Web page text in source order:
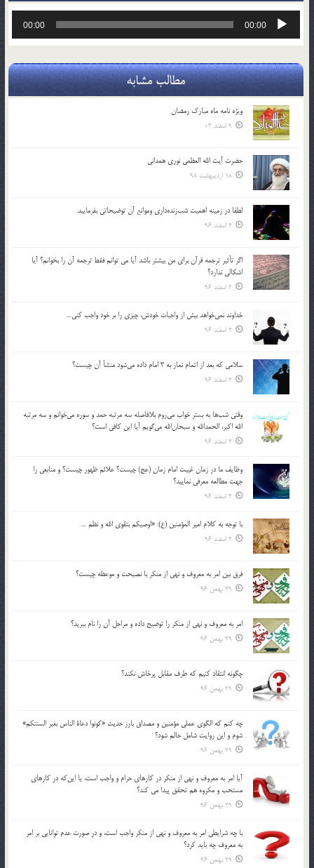
پخش‌کننده
00:00
00:00
مطالب مشابه
ویژه نامه ماه مبارک رمضان
9 اسفند 03
حضرت آیت الله العظمی نوری همدانی
18 اردیبهشت 98
لطفا در زمينه اهميت شب‌زنده‌داري وموانع آن توضيحاتي بفرماييد.
2 اسفند 96
اگر تأثير ترجمه قرآن براي من بيشتر باشد آيا مي توانم فقط ترجمه آن را بخوانم؟ آيا
اشكالي ندارد؟
2 اسفند 96
خداوند نمي‌خواهد بيش از واجبات خودش، چيزي را بر خود واجب كني…
2 اسفند 96
سلامي كه بعد از اتمام نماز به 3 امام داده مي‌شود منشأ آن چيست؟
2 اسفند 96
وقتي شب‌ها به بستر خواب مي‌روم بلافاصله سه مرتبه حمد و سوره مي‌خوانم و سه مرتبه
الله اكبر، الحمدالله و سبحان‌الله مي‌گويم آيا اين كافي است؟
2 اسفند 96
وظايف ما در زمان غيبت امام زمان (عج) چيست؟ علائم ظهور چيست؟ و منابعي را
جهت مطالعه معرفي نماييد؟
2 اسفند 96
با توجه به كلام امير المؤمنين (ع): «اوصيكم بتقوي الله و نظم …
2 اسفند 96
فرق بين امر به معروف و نهي از منكر با نصيحت و موعظه چيست؟
29 بهمن 96
امر به معروف و نهي از منكر را توضيح داده و مراحل آن را نام ببريد؟
29 بهمن 96
چگونه انتقاد كنيم كه طرف مقابل پرخاش نكند؟
29 بهمن 96
چه كنم كه الگوي عملي مؤمنين و مصداق بارز حديث «كونوا دعاة الناس بغير السنتكم»
شوم و اين روايت شامل حالم شود؟
29 بهمن 96
آيا امر به معروف و نهي از منكر در كارهاي حرام و واجب است، يا اين‌كه در كارهاي
مستحب و مكروه هم تحقق پيدا مي كند؟
29 بهمن 96
با چه شرايطي امر به معروف و نهي از منکر واجب است، و در صورت عدم توانايي بر امر
به معروف چه بايد کرد؟
29 بهمن 96